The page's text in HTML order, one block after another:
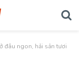
đâu ngon, hải sản tươi